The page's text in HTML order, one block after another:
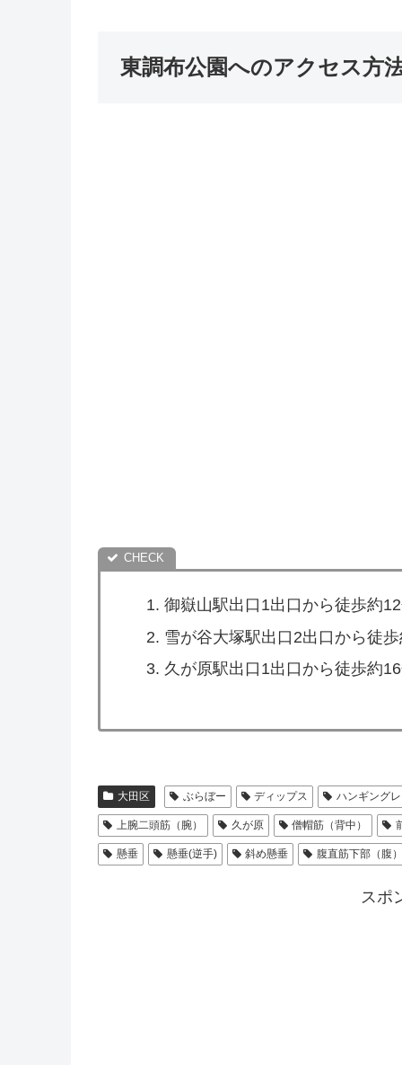
東調布公園へのアクセス方
御嶽山駅出口1出口から徒歩約
雪が谷大塚駅出口2出口から徒
久が原駅出口1出口から徒歩約
大田区 ぶらぼー ディップス ハンギング
上腕二頭筋（腕） 久が原 僧帽筋（背中）
懸垂 懸垂(逆手) 斜め懸垂 腹直筋下部（腹
スポ